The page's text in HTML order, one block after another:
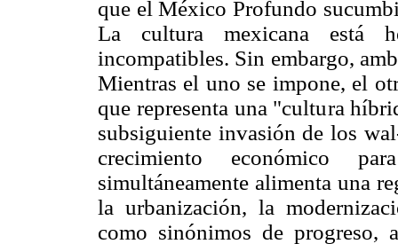
que el México Profundo
La cultura mexicana está
incompatibles. Sin embargo,
Mientras el uno se impone, el
que representa una "cultura
subsiguiente invasión de los
crecimiento económico
simultáneamente alimenta una
la urbanización, la
como sinónimos de progreso,